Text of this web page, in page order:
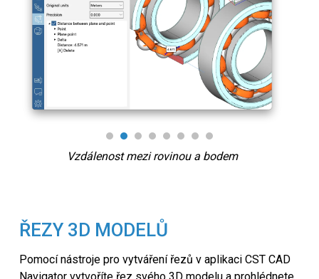
Vzdálenost mezi rovinou a bodem
ŘEZY 3D MODELŮ
Pomocí nástroje pro vytváření řezů v aplikaci CST CAD